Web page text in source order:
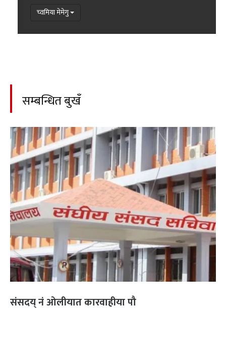
च्वमिया मेमेगु
सम्बन्धित बुखँ
संसदय् नं ओलीयात कारवाहीया पौ